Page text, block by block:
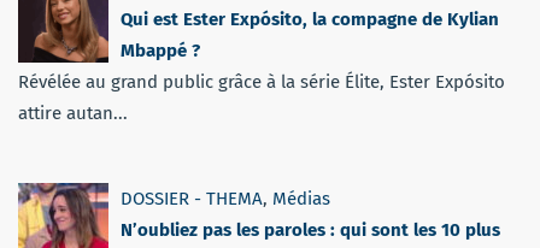
Qui est Ester Expósito, la compagne de Kylian
Mbappé ?
Révélée au grand public grâce à la série Élite, Ester Expósito
attire autan...
DOSSIER - THEMA, Médias
N’oubliez pas les paroles : qui sont les 10 plus